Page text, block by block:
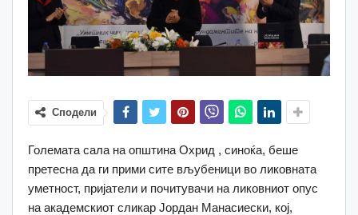
Сподели
Големата сала на општина Охрид , синоќа, беше
претесна да ги прими сите вљубеници во ликовната
уметност, пријатели и почитувачи на ликовниот опус
на академскиот сликар Јордан Манасиески, кој,